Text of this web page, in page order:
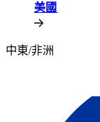
美國​​
中東/非洲​​